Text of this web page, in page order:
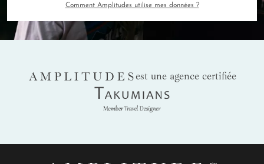
Comment Amplitudes utilise mes données ?
AMPLITUDES
est une agence certifiée
Takumians